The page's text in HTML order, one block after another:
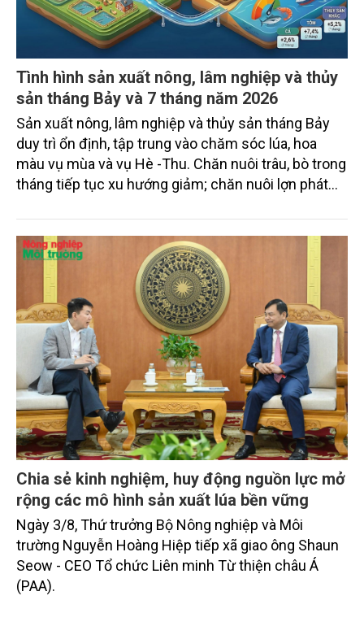
Tình hình sản xuất nông, lâm nghiệp và thủy
sản tháng Bảy và 7 tháng năm 2026
Sản xuất nông, lâm nghiệp và thủy sản tháng Bảy
duy trì ổn định, tập trung vào chăm sóc lúa, hoa
màu vụ mùa và vụ Hè -Thu. Chăn nuôi trâu, bò trong
tháng tiếp tục xu hướng giảm; chăn nuôi lợn phát
trưởng khá. Diện tích rừng trồng mới và sản lượng
thủy sản đều tăng nhẹ.
Chia sẻ kinh nghiệm, huy động nguồn lực mở
rộng các mô hình sản xuất lúa bền vững
Ngày 3/8, Thứ trưởng Bộ Nông nghiệp và Môi
trường Nguyễn Hoàng Hiệp tiếp xã giao ông Shaun
Seow - CEO Tổ chức Liên minh Từ thiện châu Á
(PAA).